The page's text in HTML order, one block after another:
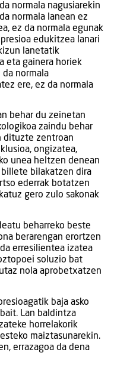
normala nagusiarekin
normala lanean ez
ez da normala egunak
edukitzea lanari
lanetatik
eta gainera horiek
normala
ere, ez da normala
behar du zeinetan
zaindu behar
dituzte zentroan
ongizatea,
unea heltzen denean
bilakatzen dira
ederrak botatzen
gero zulo sakonak
beharreko beste
berarengan erortzen
erresilientea izatea
soluzio bat
nola aprobetxatzen
baja asko
Lan baldintza
horrelakorik
maiztasunarekin.
errazagoa da dena